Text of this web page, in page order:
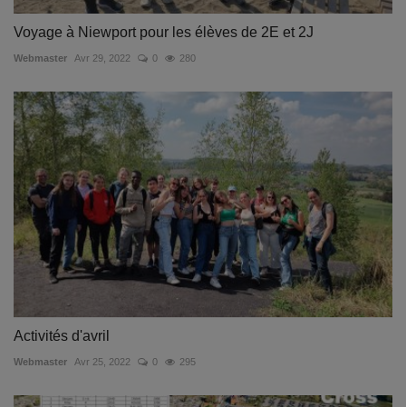
Voyage à Niewport pour les élèves de 2E et 2J
Webmaster Avr 29, 2022 0 280
Activités d'avril
Webmaster Avr 25, 2022 0 295